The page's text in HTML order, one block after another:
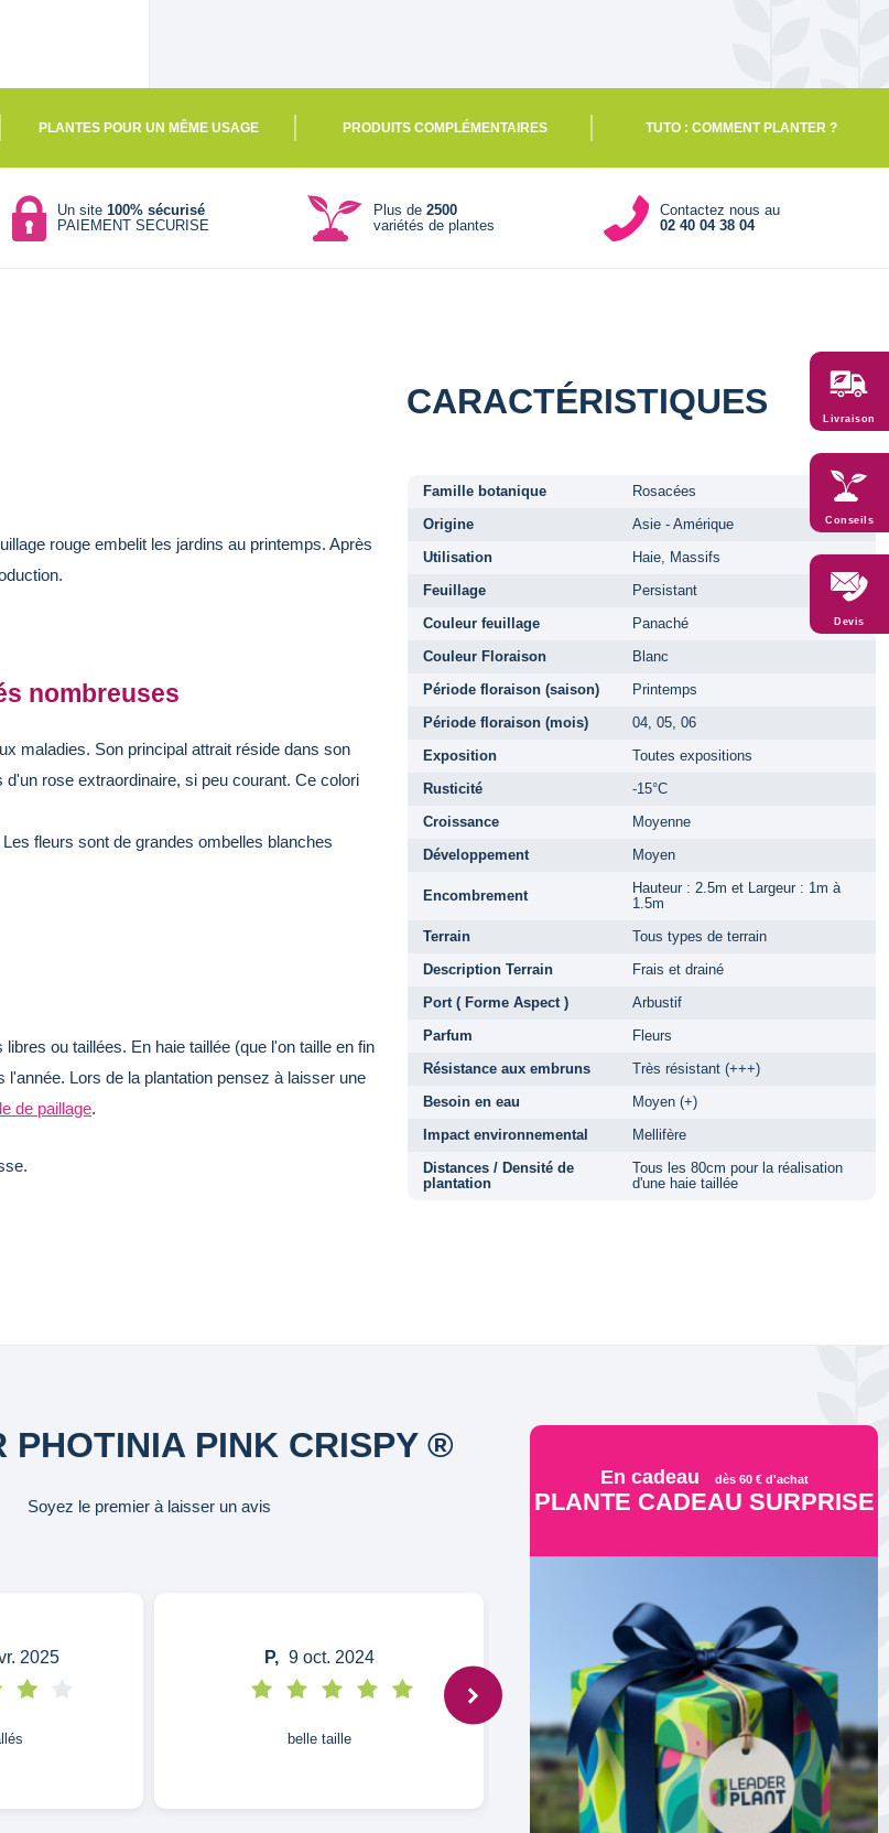
PLANTES POUR UN MÊME USAGE PRODUITS COMPLÉMENTAIRES TUTO : COMMENT PLANTER ?
Un site 100% sécurisé
PAIEMENT SECURISE
Plus de2500
variétés de plantes
Contactez nous au
02 40 04 38 04
rouge embelit les jardins au printemps. Après
nombreuses
maladies. Son principal attrait réside dans son
rose extraordinaire, si peu courant. Ce colori
fleurs sont de grandes ombelles blanches
ou taillées. En haie taillée (que l'on taille en fin
Lors de la plantation pensez à laisser une
de paillage.
CARACTÉRISTIQUES
Famille botanique
Rosacées
Origine
Asie - Amérique
Utilisation
Haie, Massifs
Feuillage
Persistant
Couleur feuillage
Panaché
Couleur Floraison
Blanc
Période floraison (saison)
Printemps
Période floraison (mois)
04, 05, 06
Exposition
Toutes expositions
Rusticité
-15°C
Croissance
Moyenne
Développement
Moyen
Encombrement
Hauteur : 2.5m et Largeur : 1m à
1.5m
Terrain
Tous types de terrain
Description Terrain
Frais et drainé
Port ( Forme Aspect )
Arbustif
Parfum
Fleurs
Résistance aux embruns
Très résistant (+++)
Besoin en eau
Moyen (+)
Impact environnemental
Mellifère
Distances / Densité de
plantation
Tous les 80cm pour la réalisation
d'une haie taillée
PHOTINIA PINK CRISPY ®
Soyez le premier à laisser un avis
2025 P, 9 oct. 2024
belle taille
Anonymous, 8 déc. 2023
Conforme à la description.
En cadeau dès 60 € d'achat
PLANTE CADEAU SURPRISE
Livraison
Conseils
Devis